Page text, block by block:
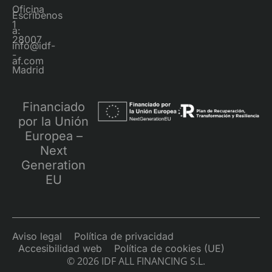
Escríbenos
a:
info@idf-
af.com
Oficina
1
28007
-
Madrid
Financiado
por la Unión
Europea –
Next
Generation
EU
Aviso legal
Política de privacidad
Accesibilidad web
Política de cookies (UE)
© 2026 IDF ALL FINANCING S.L.